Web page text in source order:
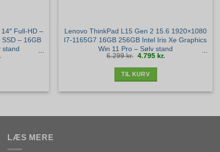
Full-HD –
– 16GB
stand
Lenovo ThinkPad L15 Gen 2 15.6 1920×1080
I7-1165G7 16GB 256GB Intel Iris Xe Graphics
Win 11 Pro – Sølv stand
6.299kr. Den
oprindelige
pris
4.795 kr.aktuelle
pris
TIL KURV
LÆS MERE